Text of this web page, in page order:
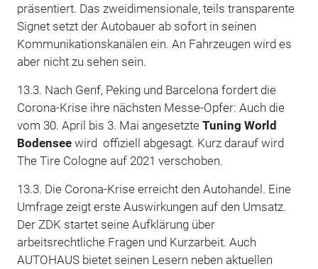
präsentiert. Das zweidimensionale, teils transparente
Signet setzt der Autobauer ab sofort in seinen
Kommunikationskanälen ein. An Fahrzeugen wird es
aber nicht zu sehen sein.
13.3. Nach Genf, Peking und Barcelona fordert die
Corona-Krise ihre nächsten Messe-Opfer: Auch die
vom 30. April bis 3. Mai angesetzte Tuning World
Bodenseewird offiziell abgesagt. Kurz darauf wird
The Tire Cologne auf 2021 verschoben.
13.3. Die Corona-Krise erreicht den Autohandel. Eine
Umfrage zeigt erste Auswirkungen auf den Umsatz.
Der ZDK startet seine Aufklärung über
arbeitsrechtliche Fragen und Kurzarbeit. Auch
AUTOHAUS bietet seinen Lesern neben aktuellen